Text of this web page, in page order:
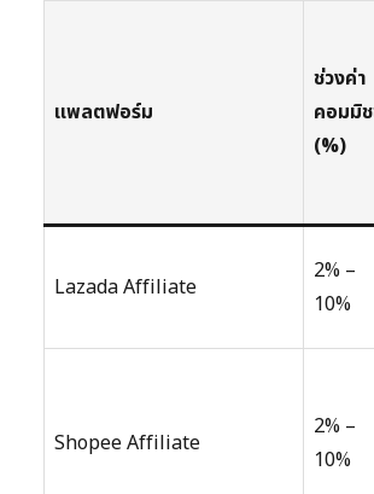
แพลตฟอร์ม
ช่วงค่า
คอมมิ
(%)
Lazada Affiliate
2% –
10%
Shopee Affiliate
2% –
10%